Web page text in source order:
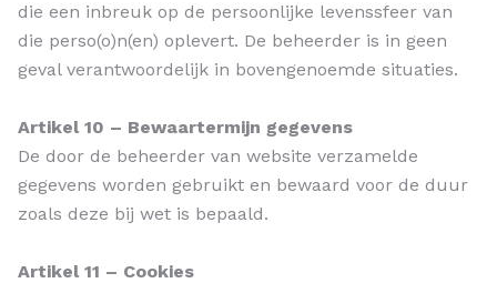
die een inbreuk op de persoonlijke levenssfeer van
die perso(o)n(en) oplevert. De beheerder is in geen
geval verantwoordelijk in bovengenoemde situaties.
Artikel 10 – Bewaartermijn gegevens
De door de beheerder van website verzamelde
gegevens worden gebruikt en bewaard voor de duur
zoals deze bij wet is bepaald.
Artikel 11 – Cookies